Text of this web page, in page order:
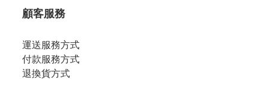
顧客服務
運送服務方式
付款服務方式
退換貨方式